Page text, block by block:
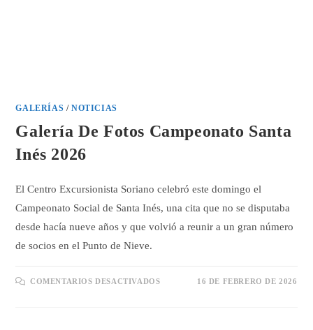
GALERÍAS /NOTICIAS
Galería De Fotos Campeonato Santa
Inés 2026
El Centro Excursionista Soriano celebró este domingo el
Campeonato Social de Santa Inés, una cita que no se disputaba
desde hacía nueve años y que volvió a reunir a un gran número
de socios en el Punto de Nieve.
COMENTARIOS DESACTIVADOSEN
16 DE FEBRERO DE 2026